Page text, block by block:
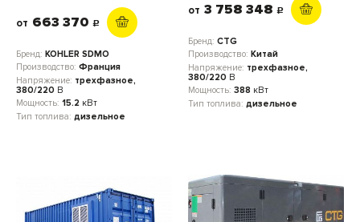
от 663 370 c
Бренд: KOHLER SDMO
Производство: Франция
Напряжение: трехфазное,
380/220 В
Мощность: 15.2 кВт
Тип топлива: дизельное
от 3 758 348 c
Бренд: CTG
Производство: Китай
Напряжение: трехфазное,
380/220 В
Мощность: 388 кВт
Тип топлива: дизельное